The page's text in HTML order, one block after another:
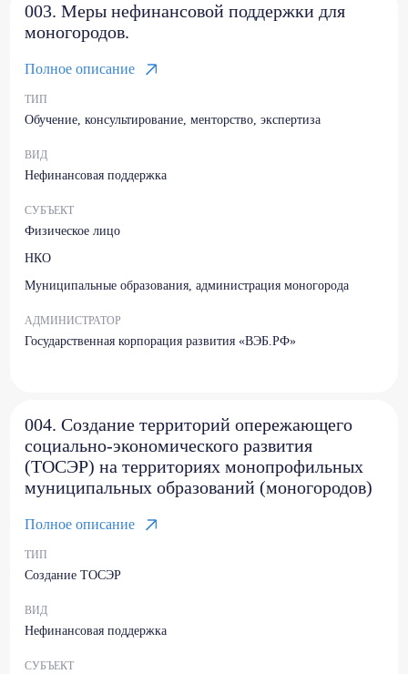
003. Меры нефинансовой поддержки для
моногородов.
Полное описание
ТИП
Обучение, консультирование, менторство, экспертиза
ВИД
Нефинансовая поддержка
СУБЪЕКТ
Физическое лицо
НКО
Муниципальные образования, администрация моногорода
АДМИНИСТРАТОР
Государственная корпорация развития «ВЭБ.РФ»
004. Создание территорий опережающего
социально-экономического развития
(ТОСЭР) на территориях монопрофильных
муниципальных образований (моногородов)
Полное описание
ТИП
Создание ТОСЭР
ВИД
Нефинансовая поддержка
СУБЪЕКТ